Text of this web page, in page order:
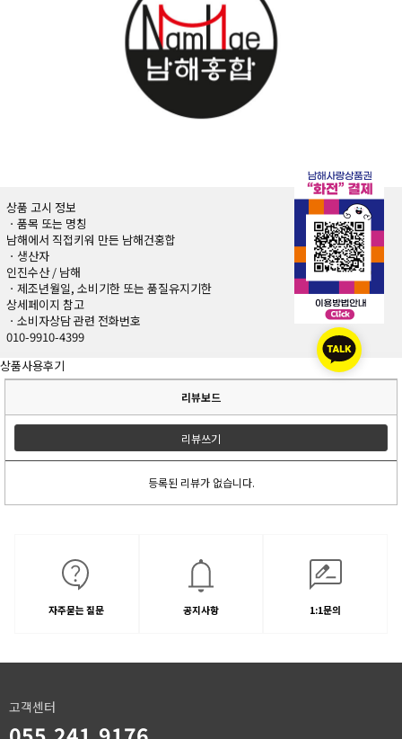
상품 고시 정보
ㆍ품목 또는 명칭
남해에서 직접키워 만든 남해건홍합
ㆍ생산자
인진수산 / 남해
ㆍ제조년월일, 소비기한 또는 품질유지기한
상세페이지 참고
ㆍ소비자상담 관련 전화번호
010-9910-4399
상품사용후기
리뷰보드
리뷰쓰기
등록된 리뷰가 없습니다.
자주묻는 질문 공지사항 1:1문의
고객센터